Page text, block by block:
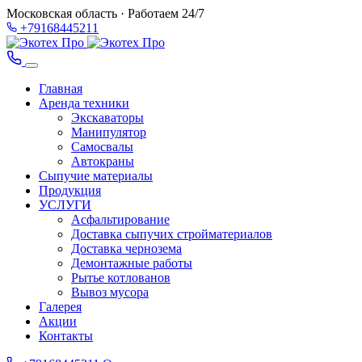
Московская область · Работаем 24/7
+79168445211
Главная
Аренда техники
Экскаваторы
Манипулятор
Самосвалы
Автокраны
Сыпучие материалы
Продукция
УСЛУГИ
Асфальтирование
Доставка сыпучих стройматериалов
Доставка чернозема
Демонтажные работы
Рытье котлованов
Вывоз мусора
Галерея
Акции
Контакты